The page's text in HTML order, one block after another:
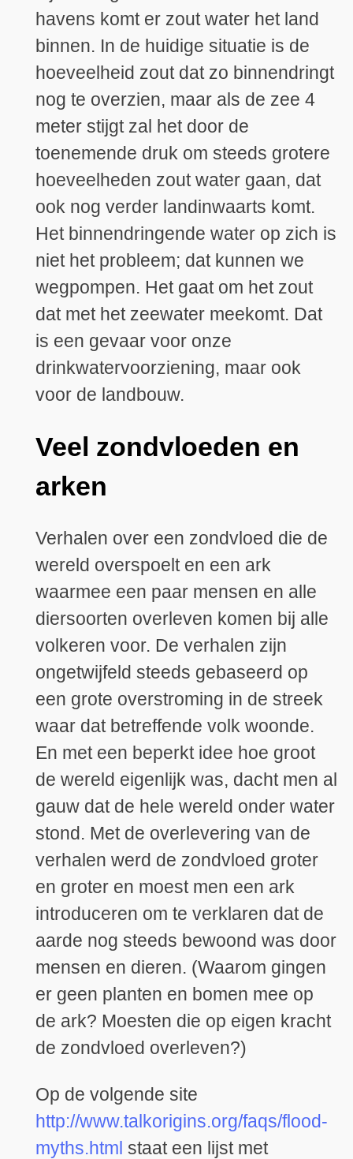
havens komt er zout water het land
binnen. In de huidige situatie is de
hoeveelheid zout dat zo binnendringt
nog te overzien, maar als de zee 4
meter stijgt zal het door de
toenemende druk om steeds grotere
hoeveelheden zout water gaan, dat
ook nog verder landinwaarts komt.
Het binnendringende water op zich is
niet het probleem; dat kunnen we
wegpompen. Het gaat om het zout
dat met het zeewater meekomt. Dat
is een gevaar voor onze
drinkwatervoorziening, maar ook
voor de landbouw.
Veel zondvloeden en
arken
Verhalen over een zondvloed die de
wereld overspoelt en een ark
waarmee een paar mensen en alle
diersoorten overleven komen bij alle
volkeren voor. De verhalen zijn
ongetwijfeld steeds gebaseerd op
een grote overstroming in de streek
waar dat betreffende volk woonde.
En met een beperkt idee hoe groot
de wereld eigenlijk was, dacht men al
gauw dat de hele wereld onder water
stond. Met de overlevering van de
verhalen werd de zondvloed groter
en groter en moest men een ark
introduceren om te verklaren dat de
aarde nog steeds bewoond was door
mensen en dieren. (Waarom gingen
er geen planten en bomen mee op
de ark? Moesten die op eigen kracht
de zondvloed overleven?)
Op de volgende site
http://www.talkorigins.org/faqs/flood-
myths.html staat een lijst met